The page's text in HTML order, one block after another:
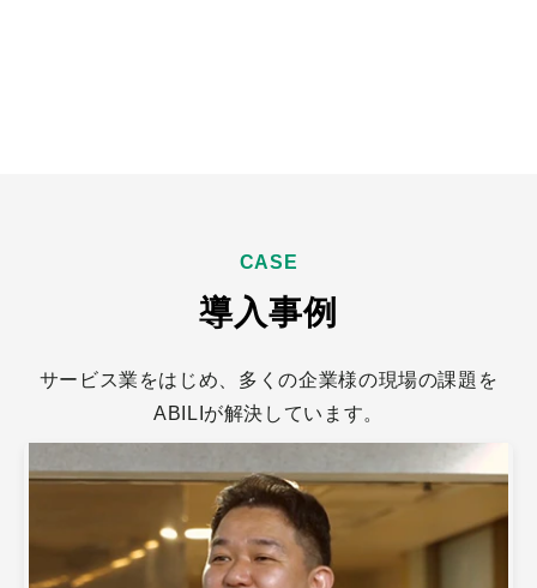
CASE
導入事例
サービス業をはじめ、多くの企業様の現場の課題を
ABILIが解決しています。